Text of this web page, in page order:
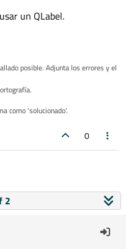
un QLabel.
posible. Adjunta los errores y el
como 'solucionado'.
0
2